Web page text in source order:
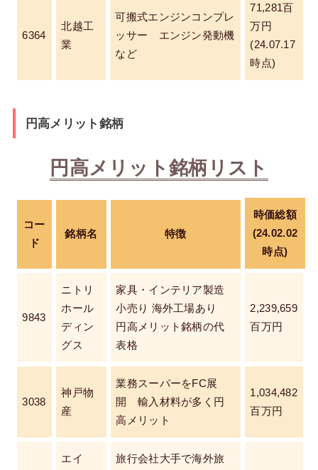
6364
北越工
業
可搬式エンジンコンプレ
ッサー エンジン発動機
など
71,281百
万円
(24.07.17
時点)
円高メリット銘柄
円高メリット銘柄リスト
コー
ド
銘柄名 特徴
時価総額
(24.02.02
時点)
9843
ニトリ
ホール
ディン
グス
家具・インテリア製造
小売り 海外工場あり
円高メリット銘柄の代
表格
2,239,659
百万円
3038
神戸物
産
業務スーパーをFC展
開 輸入材料が多く円
高メリット
1,034,482
百万円
エイ
旅行会社大手で海外旅